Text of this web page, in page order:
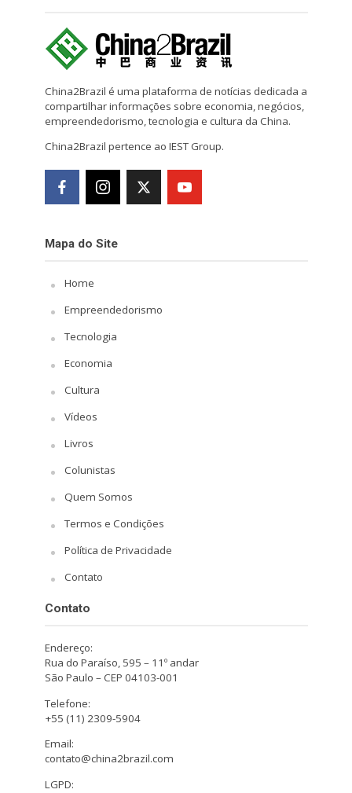
China2Brazil é uma plataforma de notícias dedicada a
compartilhar informações sobre economia, negócios,
empreendedorismo, tecnologia e cultura da China.
China2Brazil pertence ao IEST Group.
Mapa do Site
Home
Empreendedorismo
Tecnologia
Economia
Cultura
Vídeos
Livros
Colunistas
Quem Somos
Termos e Condições
Política de Privacidade
Contato
Contato
Endereço:
Rua do Paraíso, 595 – 11º andar
São Paulo – CEP 04103-001
Telefone:
+55 (11) 2309-5904
Email:
contato@china2brazil.com
LGPD: